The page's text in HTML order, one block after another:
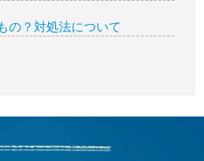
の？対処法について